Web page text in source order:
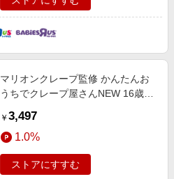
マリオンクレープ監修 かんたんお
うちでクレープ屋さんNEW 16歳
￥ 3,497
1.0%
ストアにすすむ